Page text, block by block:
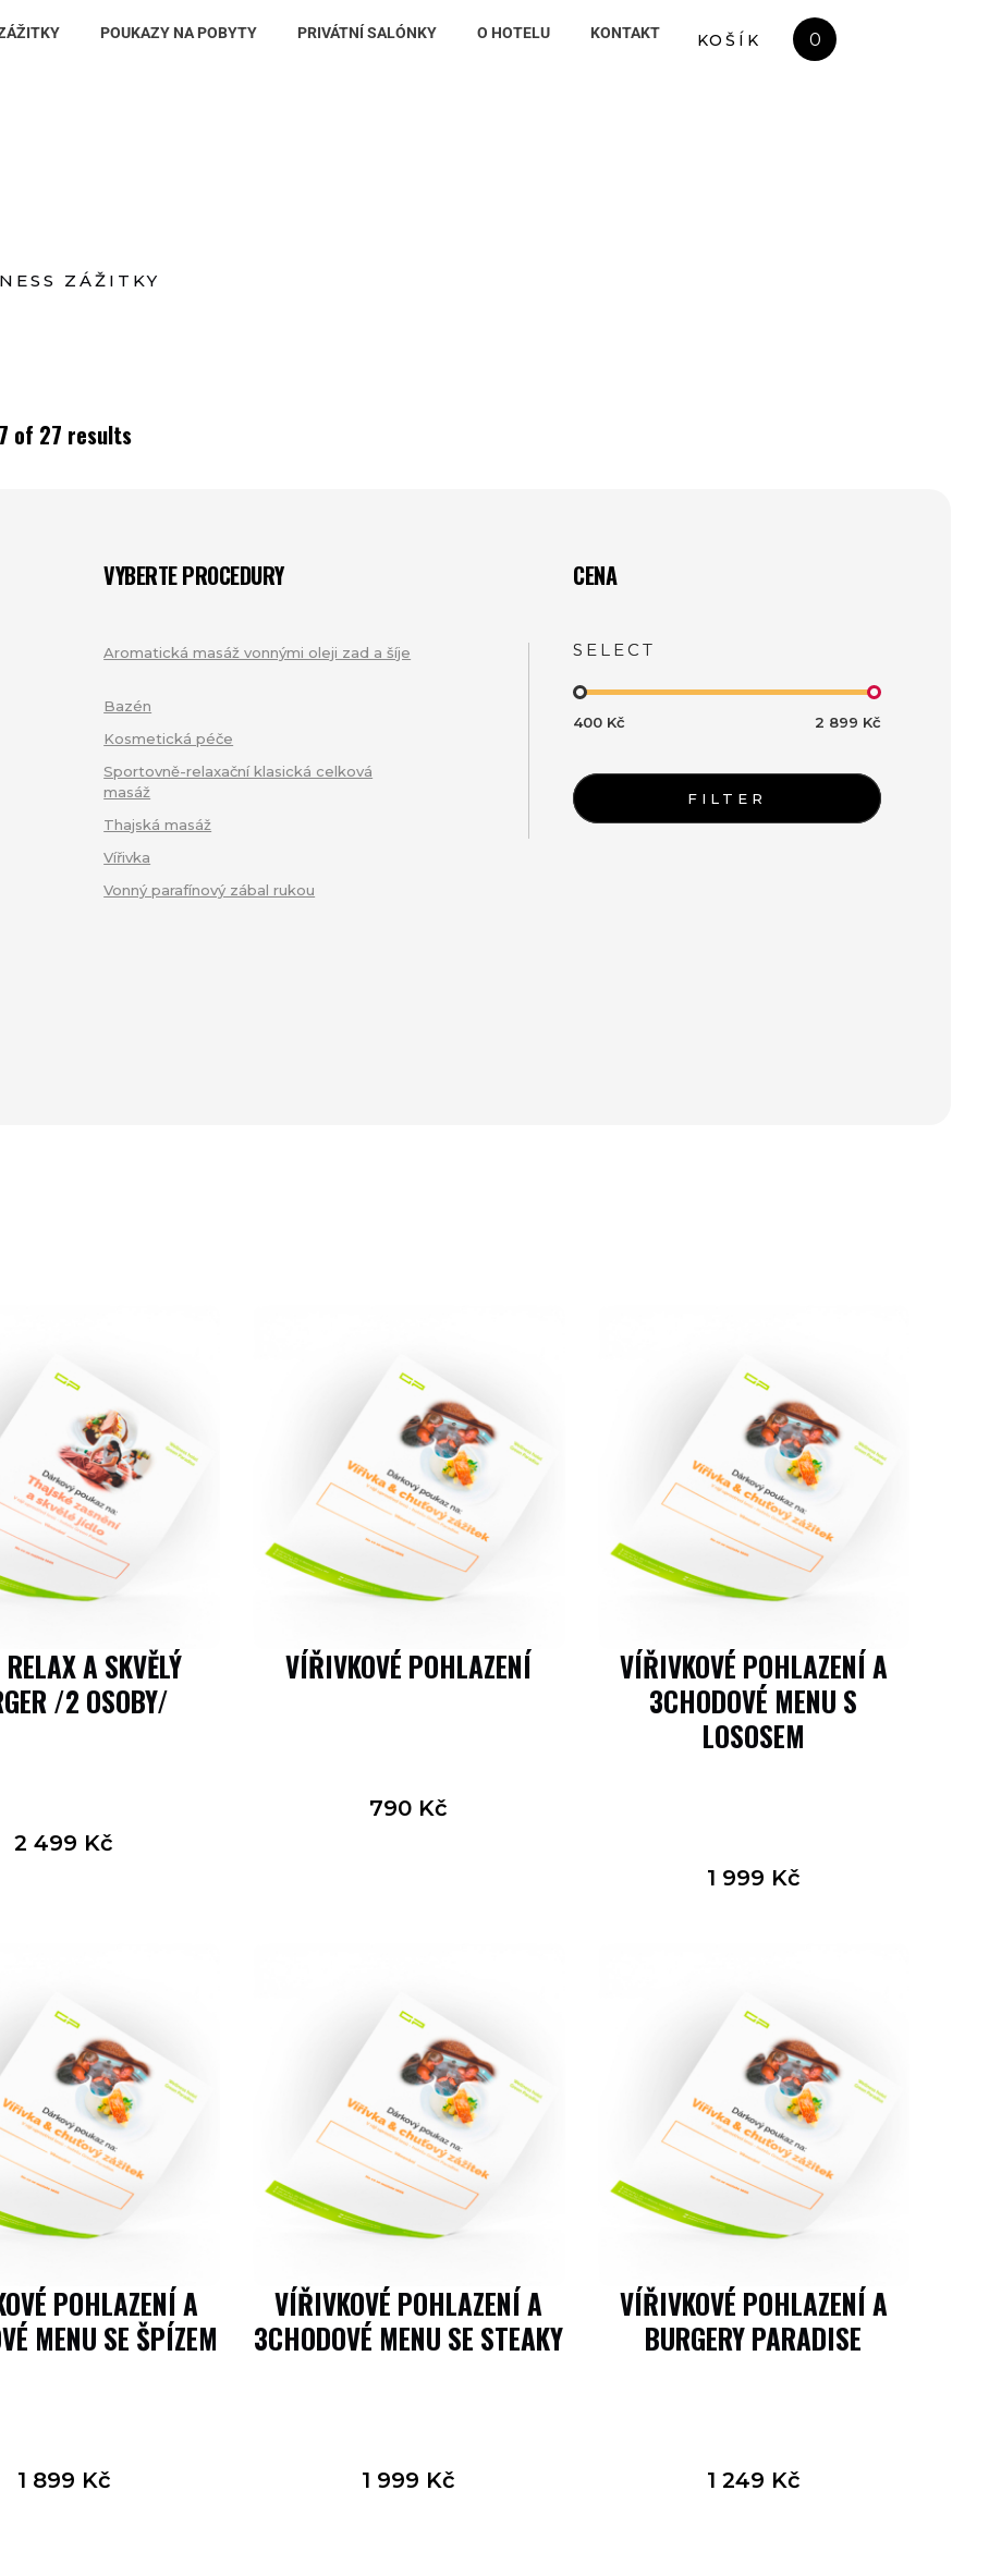
POUKAZY NA POBYTY PRIVÁTNÍ SALÓNKY O HOTELU KONTAKT 0
KOŠÍK
ZÁŽITKY
of 27 results
A SKVĚLÝ
/2 OSOBY/
2 499 Kč
VÍŘIVKOVÉ POHLAZENÍ
790 Kč
VÍŘIVKOVÉ POHLAZENÍ A
3CHODOVÉ MENU S
LOSOSEM
1 999 Kč
POHLAZENÍ A
MENU SE ŠPÍZEM
1 899 Kč
VÍŘIVKOVÉ POHLAZENÍ A
3CHODOVÉ MENU SE STEAKY
1 999 Kč
VÍŘIVKOVÉ POHLAZENÍ A
BURGERY PARADISE
1 249 Kč
VYBERTE PROCEDURY
Aromatická masáž vonnými oleji zad a šíje
Bazén
Kosmetická péče
Sportovně-relaxační klasická celková
masáž
Thajská masáž
Vířivka
Vonný parafínový zábal rukou
CENA
400 Kč 2 899 Kč
FILTER